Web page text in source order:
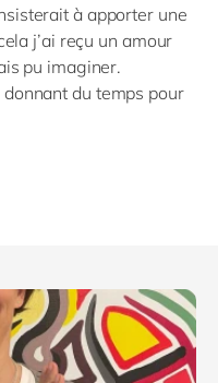
à apporter une
j’ai reçu un amour
pu imaginer.
du temps pour